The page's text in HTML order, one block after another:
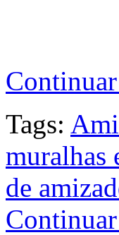
Tags:
muralhas
de